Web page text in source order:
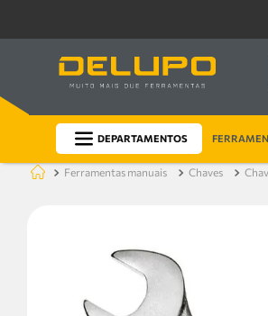
DEPARTAMENTOS
ferramentas manuais chaves